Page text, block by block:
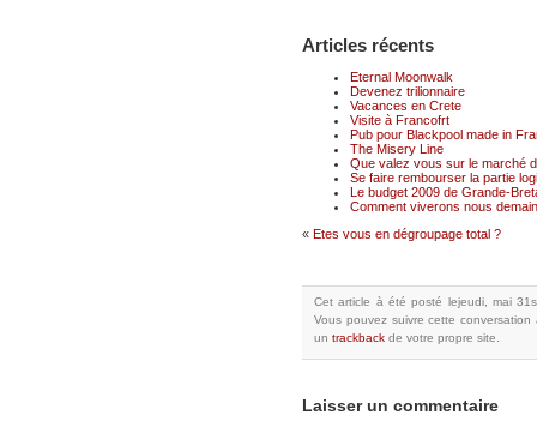
Articles récents
Eternal Moonwalk
Devenez trilionnaire
Vacances en Crete
Visite à Francofrt
Pub pour Blackpool made in
The Misery Line
Que valez vous sur le marché
Se faire rembourser la partie
Le budget 2009 de Grande-
Comment viverons nous
« Etes vous en dégroupage total ?
Cet article à été posté lejeudi, mai
Vous pouvez suivre cette conversation
un trackback de votre propre site.
Laisser un commentaire